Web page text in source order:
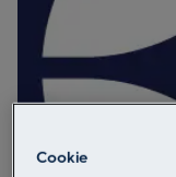
Cookie